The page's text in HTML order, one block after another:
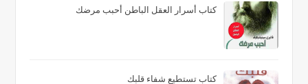
كتاب أسرار العقل الباطن أحبب مرضك
كتاب تستطيع شفاء قلبك